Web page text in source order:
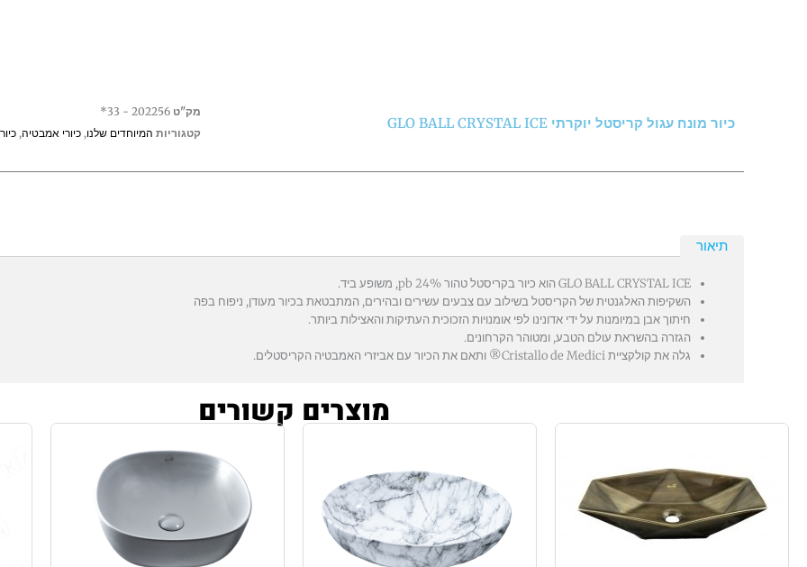
כיור מונח עגול קריסטל יוקרתי GLO BALL CRYSTAL ICE
מק"ט202256 - 33*
קטגוריות המיוחדים שלנו,כיורי אמבטיה,
תיאור
GLO BALL CRYSTAL ICE הוא כיור בקריסטל טהור 24% pb, משופע ביד.
השקיפות האלגנטית של הקריסטל בשילוב עם צבעים עשירים ובהירים, המתבטאת בכיור מעודן, ניפוח בפה
חיתוך אבן במיומנות על ידי אדונינו לפי אומנויות הזכוכית העתיקות והאצילות ביותר.
הגזרה בהשראת עולם הטבע, ומטוהר הקרחונים.
גלה את קולקציית Cristallo de Medici® ותאם את הכיור עם אביזרי האמבטיה הקריסטלים.
מוצרים קשורים